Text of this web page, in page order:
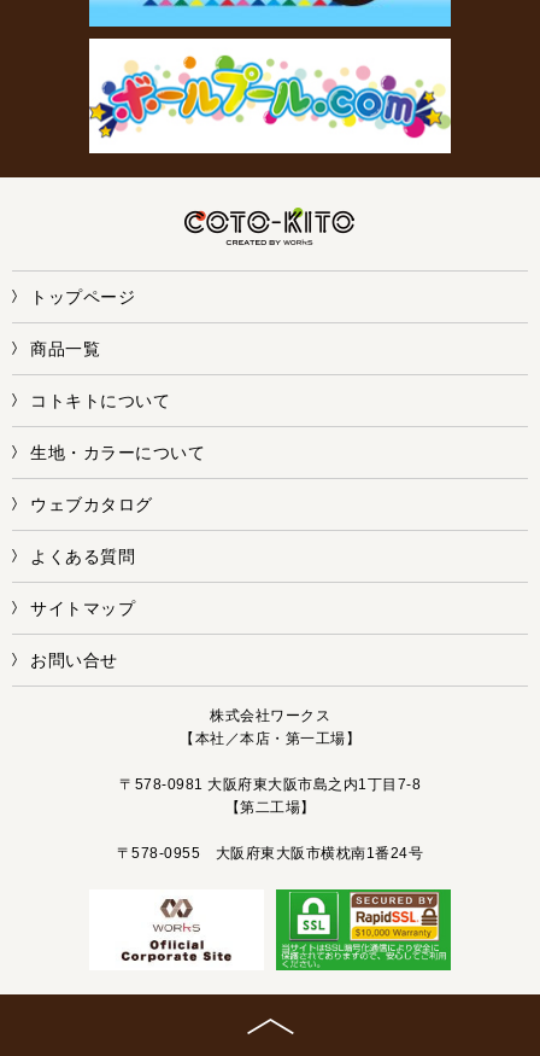
トップページ
商品一覧
コトキトについて
生地・カラーについて
ウェブカタログ
よくある質問
サイトマップ
お問い合せ
株式会社ワークス
【本社／本店・第一工場】
〒578-0981 大阪府東大阪市島之内1丁目7-8
【第二工場】
〒578-0955 大阪府東大阪市横枕南1番24号